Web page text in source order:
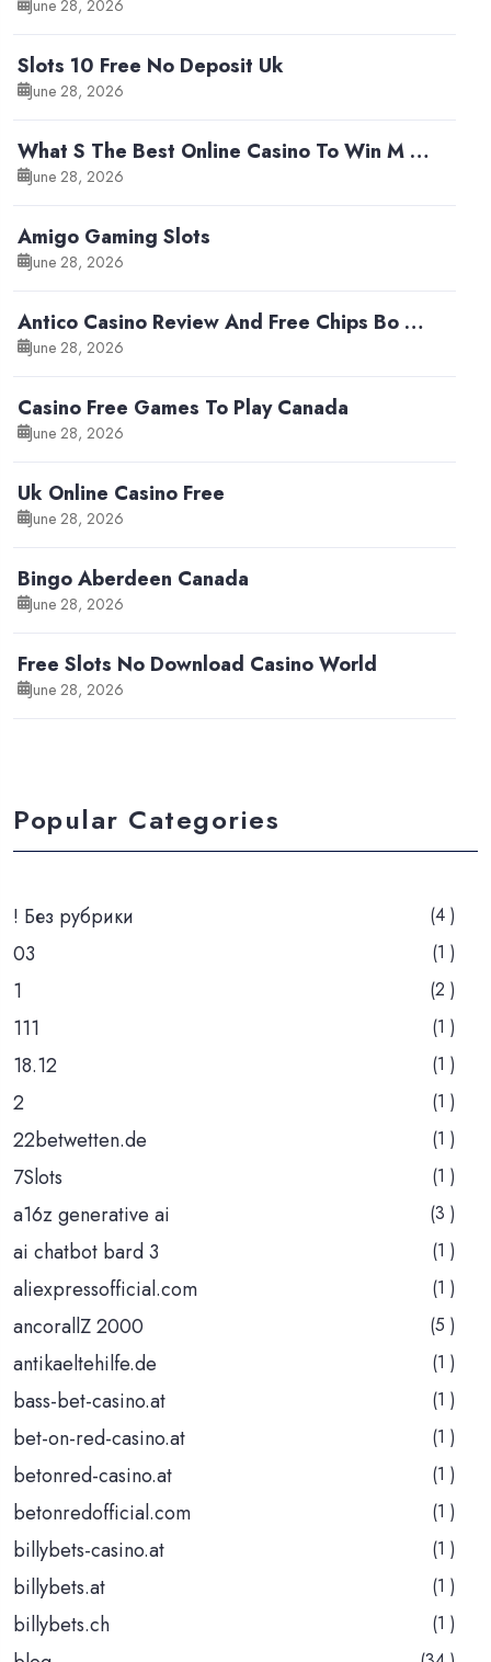
June 28, 2026
Slots 10 Free No Deposit Uk
June 28, 2026
What S The Best Online Casino To Win M …
June 28, 2026
Amigo Gaming Slots
June 28, 2026
Antico Casino Review And Free Chips Bo …
June 28, 2026
Casino Free Games To Play Canada
June 28, 2026
Uk Online Casino Free
June 28, 2026
Bingo Aberdeen Canada
June 28, 2026
Free Slots No Download Casino World
June 28, 2026
Popular Categories
! Без рубрики (4 )
03 (1 )
1 (2 )
111 (1 )
18.12 (1 )
2 (1 )
22betwetten.de (1 )
7Slots (1 )
a16z generative ai (3 )
ai chatbot bard 3 (1 )
aliexpressofficial.com (1 )
ancorallZ 2000 (5 )
antikaeltehilfe.de (1 )
bass-bet-casino.at (1 )
bet-on-red-casino.at (1 )
betonred-casino.at (1 )
betonredofficial.com (1 )
billybets-casino.at (1 )
billybets.at (1 )
billybets.ch (1 )